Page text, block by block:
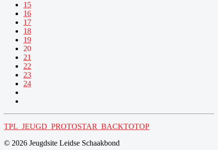
15
16
17
18
19
20
21
22
23
24
TPL_JEUGD_PROTOSTAR_BACKTOTOP
© 2026 Jeugdsite Leidse Schaakbond